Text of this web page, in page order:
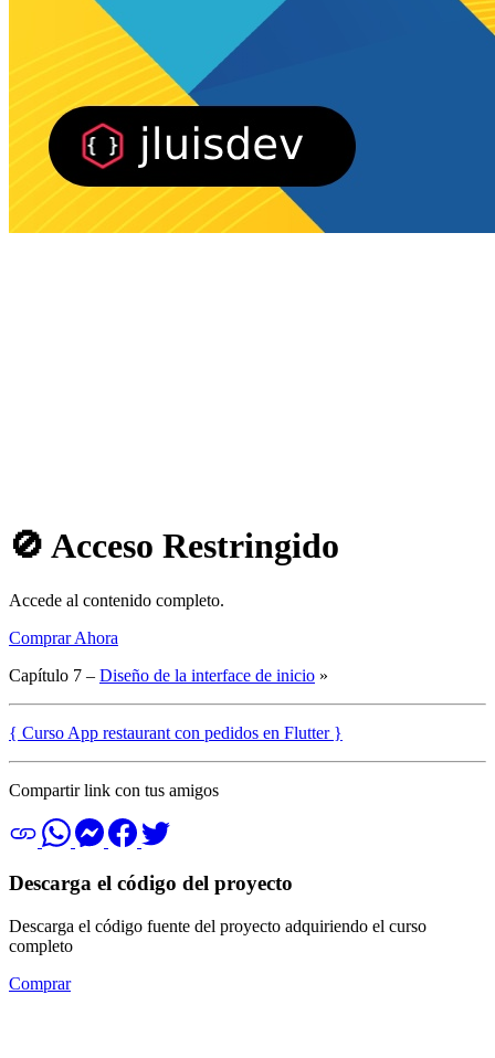
🚫 Acceso Restringido
Accede al contenido completo.
Comprar Ahora
Capítulo 7 – Diseño de la interface de inicio »
{ Curso App restaurant con pedidos en Flutter }
Compartir link con tus amigos
Descarga el código del proyecto
Descarga el código fuente del proyecto adquiriendo el curso
completo
Comprar